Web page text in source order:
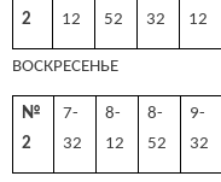
2
12
52
32
12
ВОСКРЕСЕНЬЕ
№
2
7-
32
8-
12
8-
52
9-
32